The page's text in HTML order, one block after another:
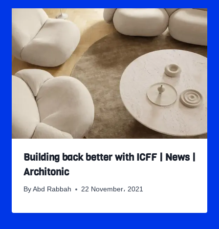
Building back better with ICFF | News |
Architonic
By Abd Rabbah 22 November، 2021